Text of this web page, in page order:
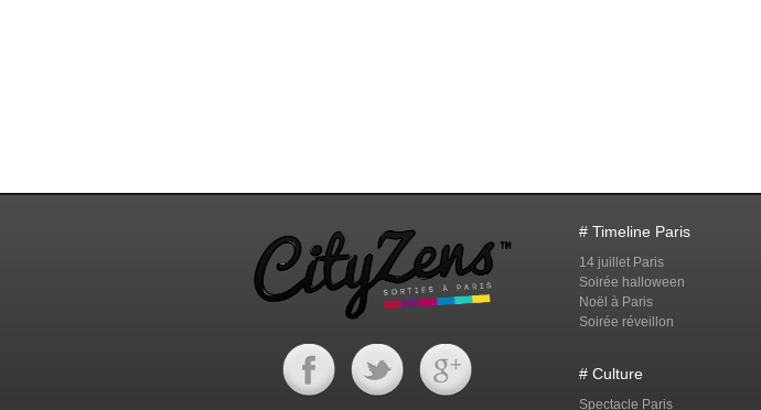
# Timeline Paris
14 juillet Paris
Soirée halloween
Noël à Paris
Soirée réveillon
# Culture
Spectacle Paris